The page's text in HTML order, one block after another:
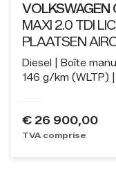
VOLKSWAGEN
MAXI 2.0 TDI
PLAATSEN
Diesel Boîte
146 g/km (WLTP)
€ 26 900,00
TVA comprise